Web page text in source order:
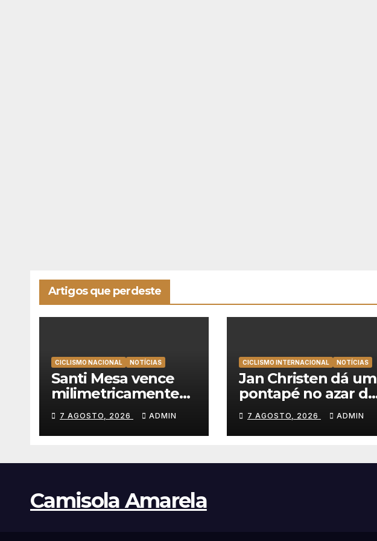
Artigos que perdeste
CICLISMO NACIONAL NOTÍCIAS
Santi Mesa vence
milimetricamente
em Albufeira, Rui
Oliveira mantém a
amarela da Volta a
7 AGOSTO, 2026 ADMIN
CICLISMO INTERNACIONAL NOTÍCIAS
Jan Christen dá um
pontapé no azar da
UAE Team Emirates
e vence na Volta a
Polónia
7 AGOSTO, 2026 ADMIN
Camisola Amarela